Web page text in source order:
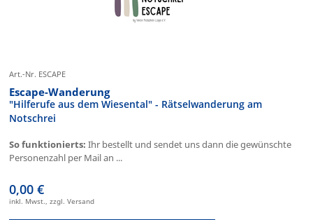
Art.-Nr. ESCAPE
Escape-Wanderung
"Hilferufe aus dem Wiesental" - Rätselwanderung am
Notschrei
So funktionierts: Ihr bestellt und sendet uns dann die gewünschte
Personenzahl per Mail an ...
0,00 €
inkl. Mwst., zzgl. Versand